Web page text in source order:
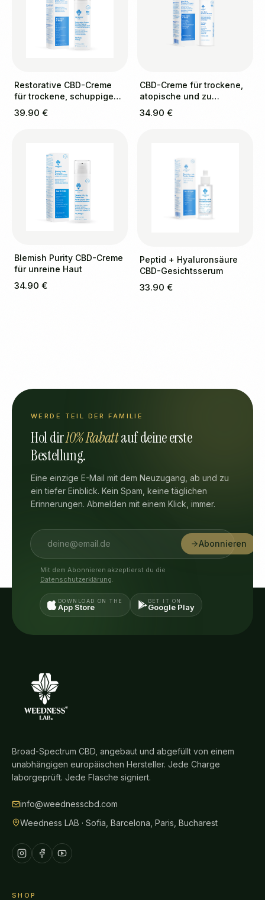
Restorative CBD-Creme
für trockene, schuppige
und zu Schuppenflechte
neigende Haut
39.90 €
CBD-Creme für trockene,
atopische und zu
Ekzemen neigende Haut
34.90 €
Blemish Purity CBD-Creme
für unreine Haut
34.90 €
Peptid + Hyaluronsäure
CBD-Gesichtsserum
33.90 €
WERDE TEIL DER FAMILIE
Hol dir10% Rabattauf deine erste
Bestellung.
Eine einzige E-Mail mit dem Neuzugang, ab und zu
ein tiefer Einblick. Kein Spam, keine täglichen
Erinnerungen. Abmelden mit einem Klick, immer.
Abonnieren
Mit dem Abonnieren akzeptierst du die
Datenschutzerklärung
DOWNLOAD ON THE
App Store
GET IT ON
Google Play
Broad-Spectrum CBD, angebaut und abgefüllt von einem
unabhängigen europäischen Hersteller. Jede Charge
laborgeprüft. Jede Flasche signiert.
info@weednesscbd.com
Weedness LAB · Sofia, Barcelona, Paris, Bucharest
SHOP